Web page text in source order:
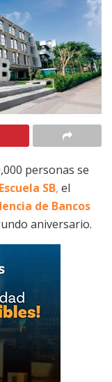
personas se
Escuela SB, el
de Bancos
aniversario.